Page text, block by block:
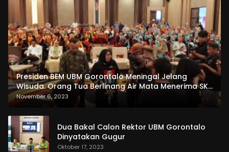
Presiden BEM UBM Gorontalo Meningal Jelang
Wisuda. Orang Tua Berlinang Air Mata Menerima SKL
dan Pemasangan Salempang
November 6, 2023
Dua Bakal Calon Rektor UBM Gorontalo
Dinyatakan Gugur
Oktober 17, 2023